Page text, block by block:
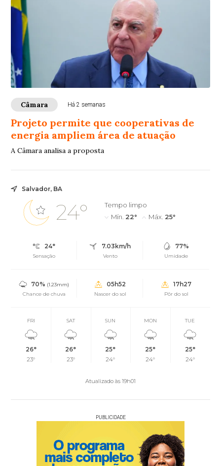
Câmara Há 2 semanas
Projeto permite que cooperativas de
energia ampliem área de atuação
A Câmara analisa a proposta
Salvador, BA
24°
Tempo limpo
Mín. 22° Máx. 25°
24°
Sensação
7.03km/h
Vento
77%
Umidade
70% (1.23mm)
Chance de chuva
05h52
Nascer do sol
17h27
Pôr do sol
FRI
26°
23°
SAT
26°
23°
SUN
25°
24°
MON
25°
24°
TUE
25°
24°
Atualizado às 19h01
PUBLICIDADE